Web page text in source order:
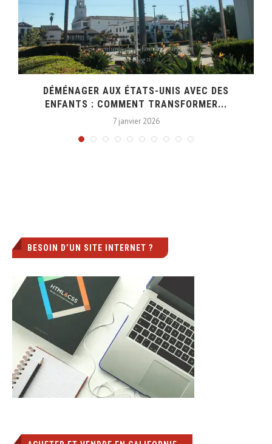
DÉMÉNAGER AUX ÉTATS-UNIS AVEC DES
ENFANTS : COMMENT TRANSFORMER...
7 janvier 2026
BESOIN D’UN SITE INTERNET ?